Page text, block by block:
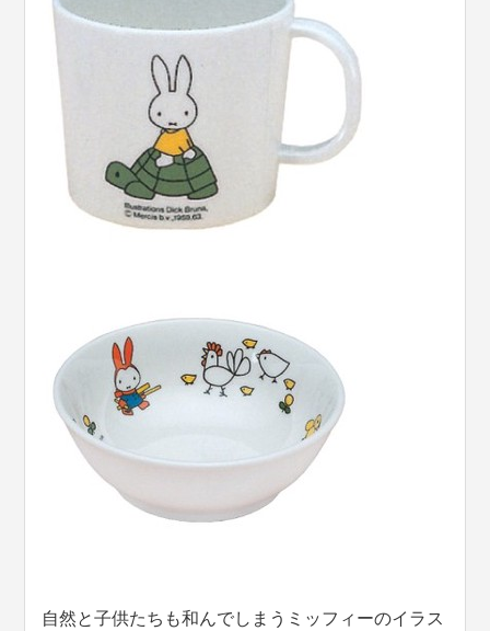
自然と子供たちも和んでしまうミッフィーのイラス